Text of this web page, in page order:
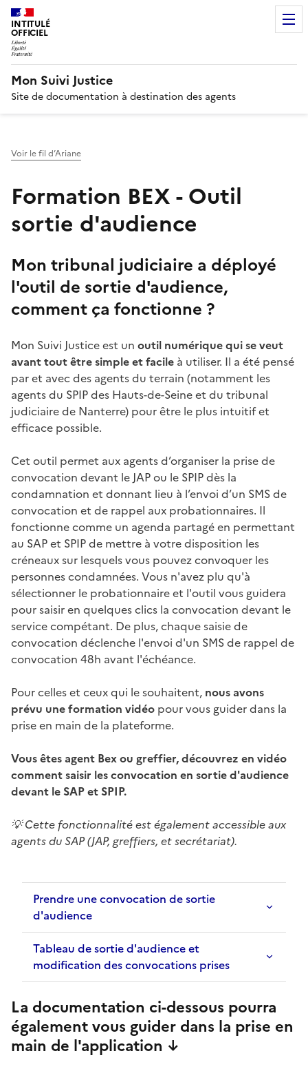
INTITULÉ
OFFICIEL
Mon Suivi Justice
Site de documentation à destination des agents
Voir le fil d’Ariane
Formation BEX - Outil
sortie d'audience
Mon tribunal judiciaire a déployé
l'outil de sortie d'audience,
comment ça fonctionne ?
Mon Suivi Justice est un outil numérique qui se veut
avant tout être simple et facile à utiliser. Il a été pensé
par et avec des agents du terrain (notamment les
agents du SPIP des Hauts-de-Seine et du tribunal
judiciaire de Nanterre) pour être le plus intuitif et
efficace possible.
Cet outil permet aux agents d’organiser la prise de
convocation devant le JAP ou le SPIP dès la
condamnation et donnant lieu à l’envoi d’un SMS de
convocation et de rappel aux probationnaires. Il
fonctionne comme un agenda partagé en permettant
au SAP et SPIP de mettre à votre disposition les
créneaux sur lesquels vous pouvez convoquer les
personnes condamnées. Vous n'avez plu qu'à
sélectionner le probationnaire et l'outil vous guidera
pour saisir en quelques clics la convocation devant le
service compétant. De plus, chaque saisie de
convocation déclenche l'envoi d'un SMS de rappel de
convocation 48h avant l'échéance.
Pour celles et ceux qui le souhaitent, nous avons
prévu une formation vidéo pour vous guider dans la
prise en main de la plateforme.
Vous êtes agent Bex ou greffier, découvrez en vidéo
comment saisir les convocation en sortie d'audience
devant le SAP et SPIP.
💡 Cette fonctionnalité est également accessible aux
agents du SAP (JAP, greffiers, et secrétariat).
Prendre une convocation de sortie
d'audience
Tableau de sortie d'audience et
modification des convocations prises
La documentation ci-dessous pourra
également vous guider dans la prise en
main de l'application ↓